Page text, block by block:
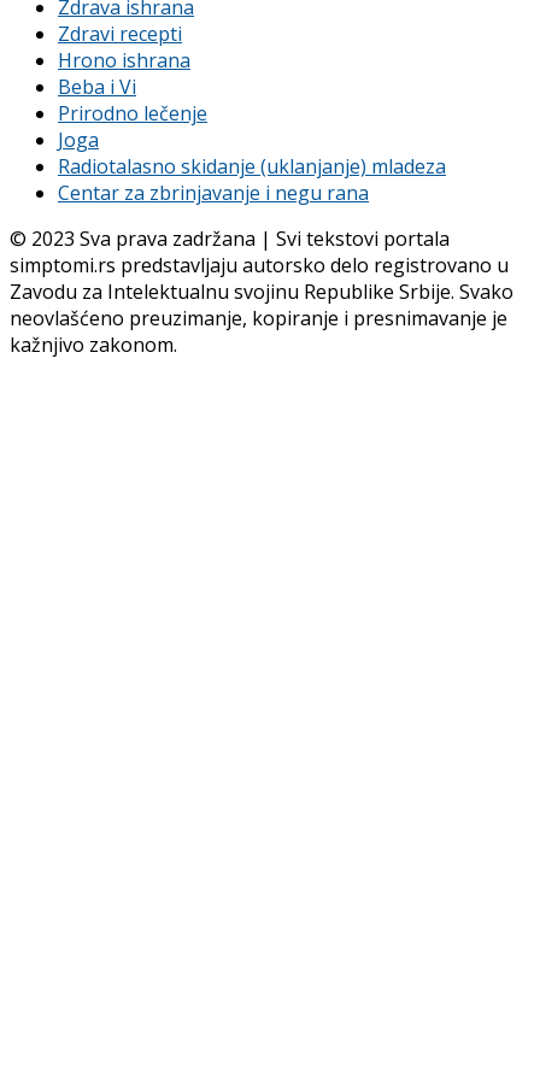
Zdrava ishrana
Zdravi recepti
Hrono ishrana
Beba i Vi
Prirodno lečenje
Joga
Radiotalasno skidanje (uklanjanje) mladeza
Centar za zbrinjavanje i negu rana
© 2023 Sva prava zadržana | Svi tekstovi portala
simptomi.rs predstavljaju autorsko delo registrovano u
Zavodu za Intelektualnu svojinu Republike Srbije. Svako
neovlašćeno preuzimanje, kopiranje i presnimavanje je
kažnjivo zakonom.